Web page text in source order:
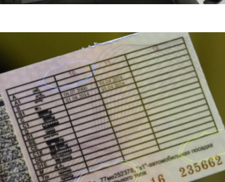
Иномарки — «Автоновости»